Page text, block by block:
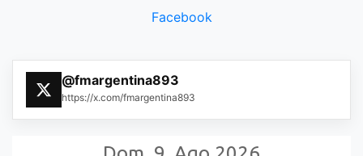
Facebook
@fmargentina893
https://x.com/fmargentina893